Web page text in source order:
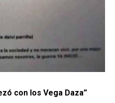
con los Vega Daza”